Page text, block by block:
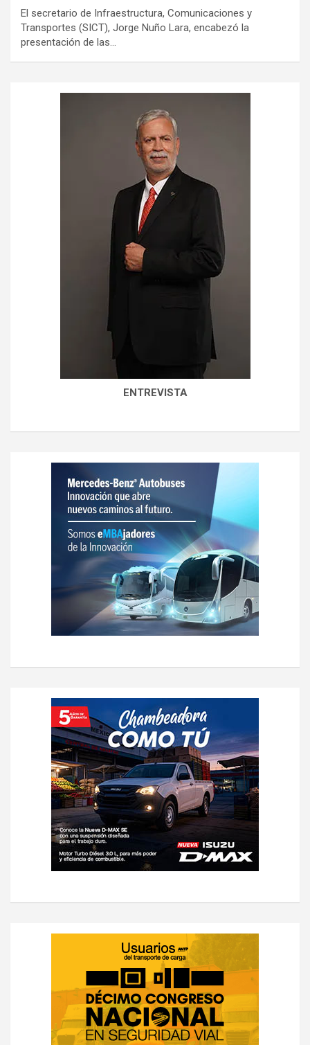
El secretario de Infraestructura, Comunicaciones y
Transportes (SICT), Jorge Nuño Lara, encabezó la
presentación de las…
ENTREVISTA